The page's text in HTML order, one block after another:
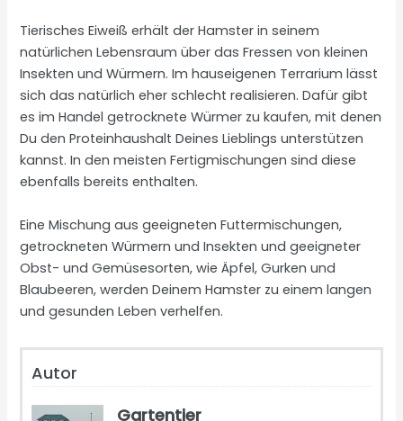
Tierisches Eiweiß erhält der Hamster in seinem
natürlichen Lebensraum über das Fressen von kleinen
Insekten und Würmern. Im hauseigenen Terrarium lässt
sich das natürlich eher schlecht realisieren. Dafür gibt
es im Handel getrocknete Würmer zu kaufen, mit denen
Du den Proteinhaushalt Deines Lieblings unterstützen
kannst. In den meisten Fertigmischungen sind diese
ebenfalls bereits enthalten.
Eine Mischung aus geeigneten Futtermischungen,
getrockneten Würmern und Insekten und geeigneter
Obst- und Gemüsesorten, wie Äpfel, Gurken und
Blaubeeren, werden Deinem Hamster zu einem langen
und gesunden Leben verhelfen.
Autor
Gartentier